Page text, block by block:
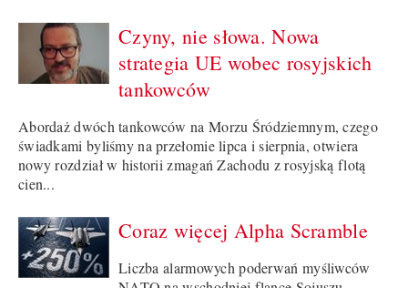
Czyny, nie słowa. Nowa
strategia UE wobec rosyjskich
tankowców
Abordaż dwóch tankowców na Morzu Śródziemnym, czego
świadkami byliśmy na przełomie lipca i sierpnia, otwiera
nowy rozdział w historii zmagań Zachodu z rosyjską flotą
cien...
Coraz więcej Alpha Scramble
Liczba alarmowych poderwań myśliwców